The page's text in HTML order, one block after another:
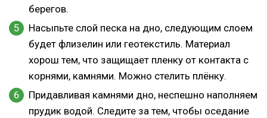
берегов.
Насыпьте слой песка на дно, следующим слоем
будет флизелин или геотекстиль. Материал
хорош тем, что защищает пленку от контакта с
корнями, камнями. Можно стелить плёнку.
Придавливая камнями дно, неспешно наполняем
прудик водой. Следите за тем, чтобы оседание